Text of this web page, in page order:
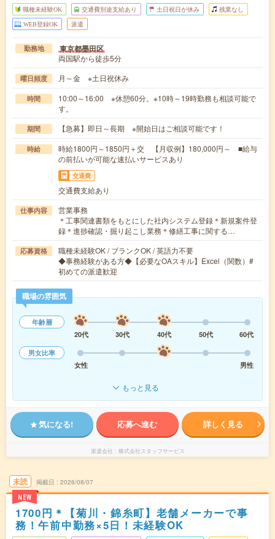
職種未経験OK 交通費別途支給あり 土日祝日が休み 残業なし
WEB登録OK 派遣
勤務地 東京都墨田区
両国駅から徒歩5分
曜日頻度 月～金 ※土日祝休み
時間
10:00～16:00 ※休憩60分。※10時～19時勤務も相談可能で
す。
期間 【急募】即日～長期 ※開始日はご相談可能です！
時給
時給1800円～1850円＋交 【月収例】180,000円～ ■給与
の前払いが可能な速払いサービスあり
交通費
交通費支給あり
仕事内容
営業事務
＊工事関連書類をもとにした社内システム登録＊新規案件登
録＊進捗確認・掘り起こし業務＊修繕工事に関する…
応募資格
職種未経験OK / ブランクOK / 英語力不要
◆事務経験がある方◆【必要なOAスキル】Excel（関数）#
初めての派遣歓迎
職場の雰囲気
年齢層
20代
30代 40代 50代
60代
男女比率
女性
男性
もっと見る
気になる! 応募へ進む 詳しく見る
派遣会社 株式会社スタッフサービス
未読
NEW
掲載日 2026/08/07
1700円＊【菊川・錦糸町】老舗メーカーで事
務！午前中勤務×5日！未経験OK